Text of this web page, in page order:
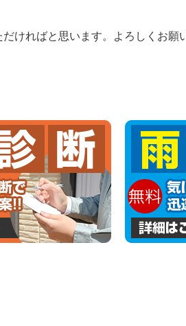
ければと思います。よろしくお願